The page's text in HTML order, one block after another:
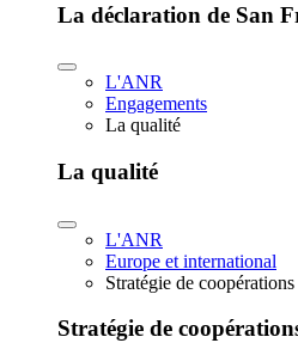
La déclaration de San
L'ANR
Engagements
La qualité
La qualité
L'ANR
Europe et international
Stratégie de
Stratégie de